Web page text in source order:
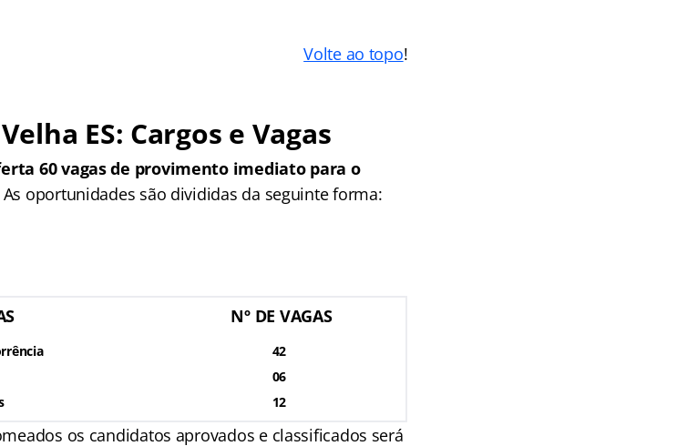
Volte ao topo!
ES: Cargos e Vagas
60 vagas de provimento imediato para o
As oportunidades são divididas da seguinte forma:
Nº DE VAGAS
42
06
12
os candidatos aprovados e classificados será